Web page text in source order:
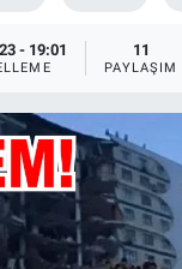
- 19:01 11
PAYLAŞIM